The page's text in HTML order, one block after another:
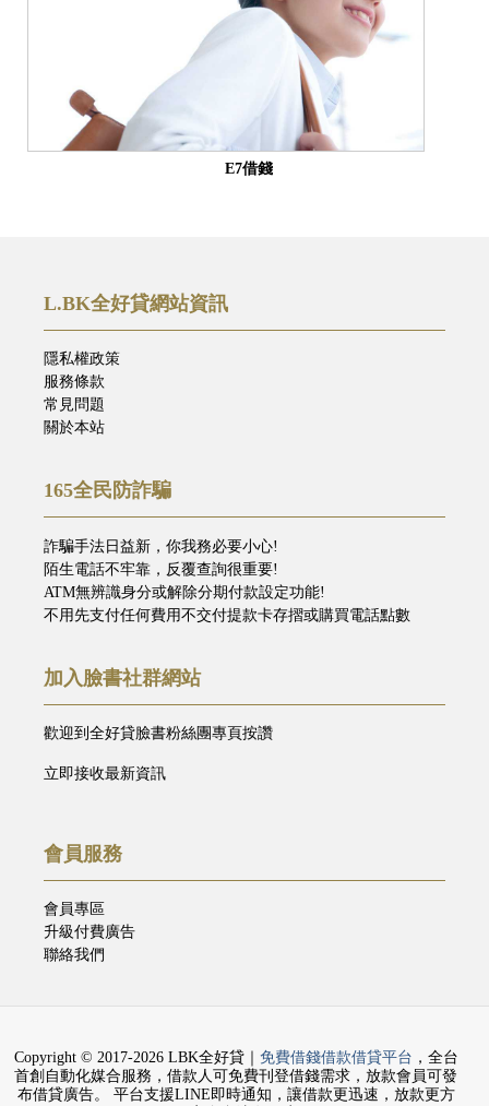
E7借錢
L.BK全好貸網站資訊
隱私權政策
服務條款
常見問題
關於本站
165全民防詐騙
詐騙手法日益新，你我務必要小心!
陌生電話不牢靠，反覆查詢很重要!
ATM無辨識身分或解除分期付款設定功能!
不用先支付任何費用不交付提款卡存摺或購買電話點數
加入臉書社群網站
歡迎到全好貸臉書粉絲團專頁按讚
立即接收最新資訊
會員服務
會員專區
升級付費廣告
聯絡我們
Copyright © 2017-2026 LBK全好貸｜ 免費借錢借款借貸平台 ，全台
首創自動化媒合服務，借款人可免費刊登借錢需求，放款會員可發
布借貸廣告。 平台支援LINE即時通知，讓借款更迅速，放款更方